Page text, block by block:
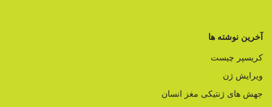
آخرین نوشته ها
کریسپر چیست
ویرایش ژن
جهش های ژنتیکی مغز انسان